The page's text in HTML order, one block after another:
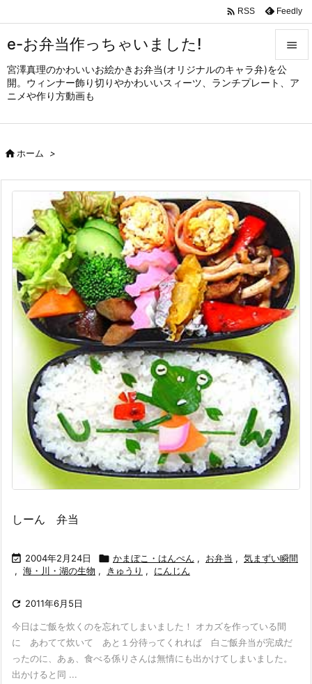
e-お弁当作っちゃいました!
宮澤真理のかわいいお絵かきお弁当(オリジナルのキャラ弁)を公
開。ウィンナー飾り切りやかわいいスィーツ、ランチプレート、ア
ニメや作り方動画も


メニュ
サイド

次へ
検索
 RSS Feedly
ホーム >
しーん 弁当
 2004年2月24日  かまぼこ・はんぺん , お弁当 , 気まずい瞬間
, 海・川・湖の生物 , きゅうり , にんじん
 2011年6月5日
今日はご飯を炊くのを忘れてしまいました！ オカズを作っている間
に あわてて炊いて あと１分待ってくれれば 白ご飯弁当が完成だ
ったのに、あぁ、食べる係りさんは無情にも出かけてしまいました。
出かけると同 ...